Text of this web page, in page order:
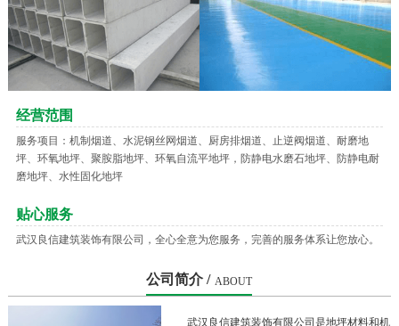
经营范围
服务项目：机制烟道、水泥钢丝网烟道、厨房排烟道、止逆阀烟道、耐磨地
坪、环氧地坪、聚胺脂地坪、环氧自流平地坪，防静电水磨石地坪、防静电耐
磨地坪、水性固化地坪
贴心服务
武汉良信建筑装饰有限公司，全心全意为您服务，完善的服务体系让您放心。
公司简介 / ABOUT
武汉良信建筑装饰有限公司是地坪材料和机